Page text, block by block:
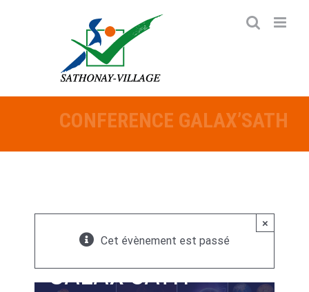
CONFERENCE GALAX’SATH
×
Cet évènement est passé
CONFERENCE
GALAX’SATH